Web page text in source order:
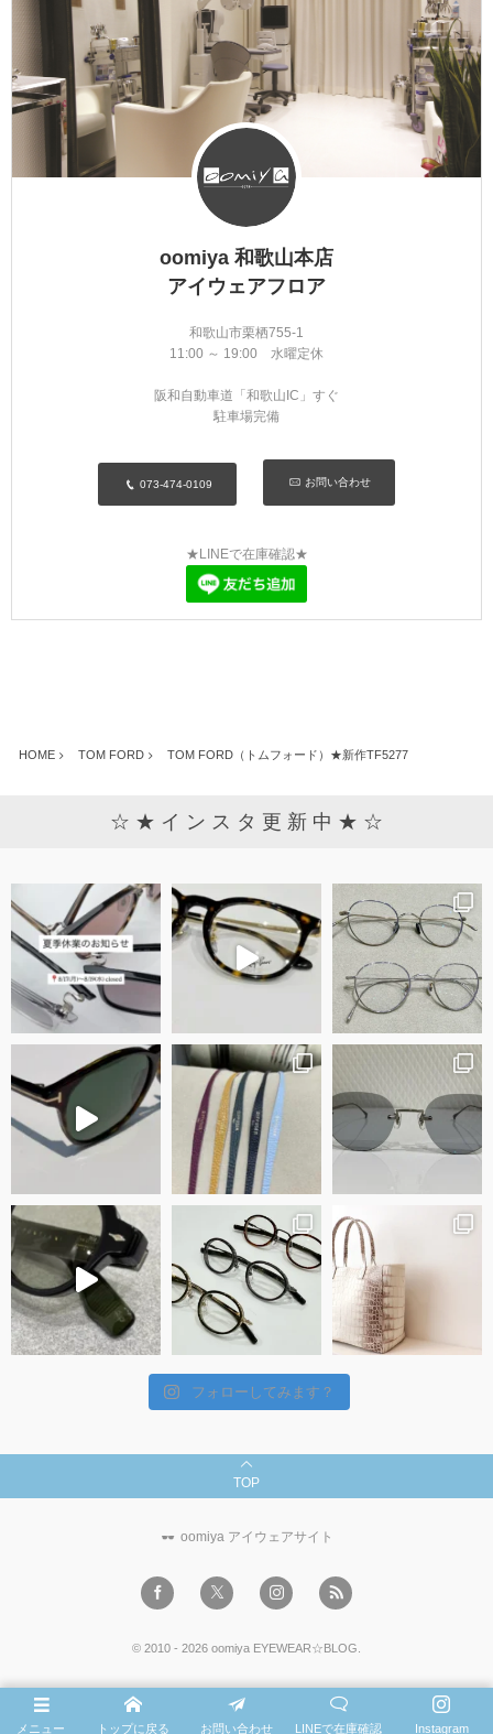
oomiya 和歌山本店
アイウェアフロア
和歌山市栗栖755-1
11:00 ～ 19:00 水曜定休
阪和自動車道「和歌山IC」すぐ
駐車場完備
073-474-0109 お問い合わせ
★LINEで在庫確認★
HOME TOM FORD TOM FORD（トムフォード）★新作TF5277
☆ ★ イ ン ス タ 更 新 中 ★ ☆
フォローしてみます？
TOP
oomiya アイウェアサイト
© 2010 - 2026 oomiya EYEWEAR☆BLOG
メニュー トップに戻る お問い合わせ LINEで在庫確認 Instagram